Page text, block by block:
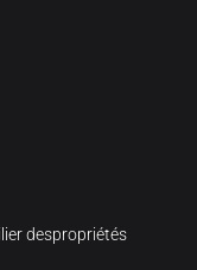
despropriétés